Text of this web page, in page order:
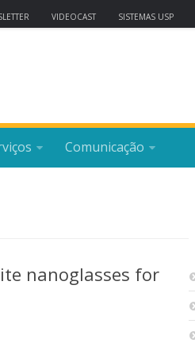
VIDEOCAST SISTEMAS USP
Comunicação
nanoglasses for